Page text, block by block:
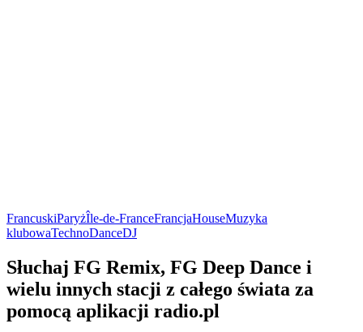
FrancuskiParyżÎle-de-FranceFrancjaHouseMuzyka
klubowaTechnoDanceDJ
Słuchaj FG Remix, FG Deep Dance i
wielu innych stacji z całego świata za
pomocą aplikacji radio.pl